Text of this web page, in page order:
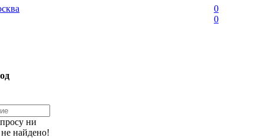
0
0
ни
найдено!